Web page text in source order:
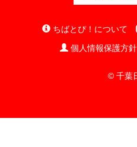
ちばとぴ！について
個人情報保護方針
© 千葉